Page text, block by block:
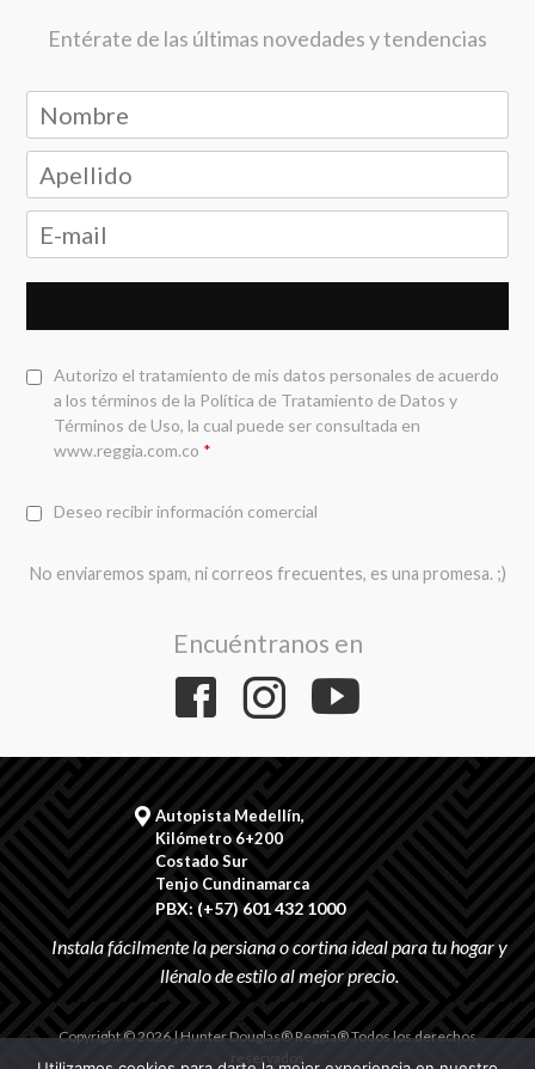
Entérate de las últimas novedades y tendencias
Autorizo el tratamiento de mis datos personales de acuerdo
a los términos de la Política de Tratamiento de Datos y
Términos de Uso, la cual puede ser consultada en
www.reggia.com.co *
Deseo recibir información comercial
No enviaremos spam, ni correos frecuentes, es una promesa. ;)
Encuéntranos en
Autopista Medellín,
Kilómetro 6+200
Costado Sur
Tenjo Cundinamarca
PBX: (+57) 601 432 1000
Copyright © 2026 | Hunter Douglas® Reggia® Todos los derechos